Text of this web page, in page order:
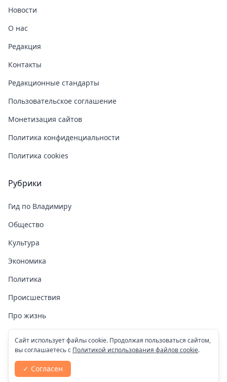
Новости
О нас
Редакция
Контакты
Редакционные стандарты
Пользовательское соглашение
Монетизация сайтов
Политика конфиденциальности
Политика cookies
Рубрики
Гид по Владимиру
Общество
Культура
Экономика
Политика
Происшествия
Про жизнь
Здоровье
COVID-19
Спорт
Сайт использует файлы cookie. Продолжая пользоваться сайтом,
вы соглашаетесь с Политикой использования файлов cookie.
✓ Согласен